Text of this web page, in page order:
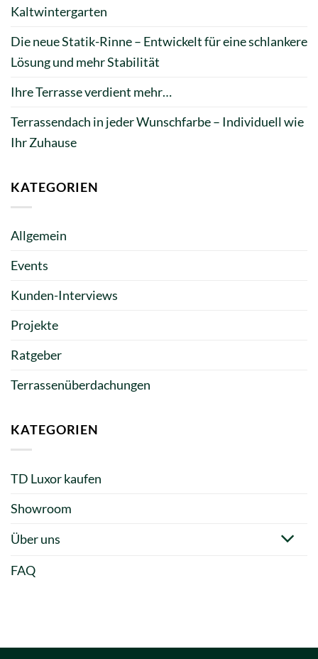
Kaltwintergarten
Die neue Statik-Rinne – Entwickelt für eine schlankere
Lösung und mehr Stabilität
Ihre Terrasse verdient mehr…
Terrassendach in jeder Wunschfarbe – Individuell wie
Ihr Zuhause
KATEGORIEN
Allgemein
Events
Kunden-Interviews
Projekte
Ratgeber
Terrassenüberdachungen
KATEGORIEN
TD Luxor kaufen
Showroom
Über uns
FAQ